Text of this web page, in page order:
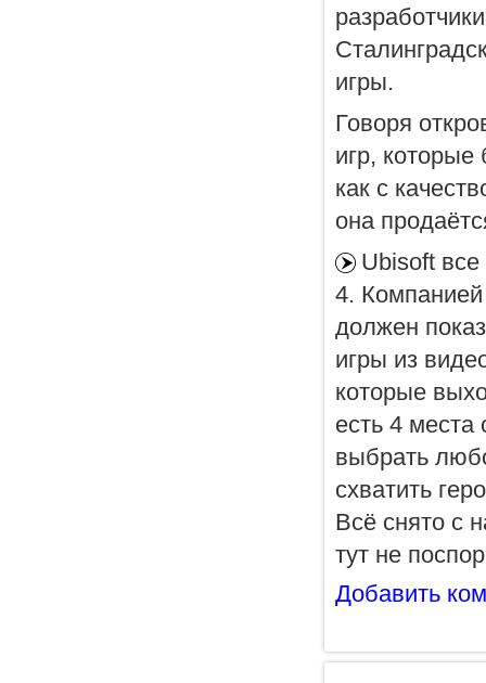
игры.
Говоря
игр,
как с
она
Ubisoft
4.
должен
игры из
которые
есть 4
выбрать
схватить
Всё снято с
тут не
Добавить